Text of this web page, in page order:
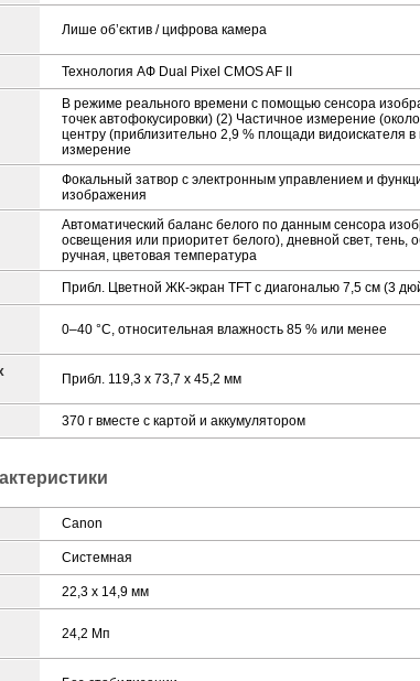
Лише об’єктив / цифрова камера
Технология АФ Dual Pixel CMOS AF II
В режиме реального времени с помощью сенсора
точек автофокусировки) (2) Частичное измерение
центру (приблизительно 2,9 % площади видоискателя
измерение
Фокальный затвор с электронным управлением и
изображения
Автоматический баланс белого по данным сенсора
освещения или приоритет белого), дневной свет,
ручная, цветовая температура
Прибл. Цветной ЖК-экран TFT с диагональю 7,5 см (3
0–40 °C, относительная влажность 85 % или менее
Прибл. 119,3 x 73,7 x 45,2 мм
370 г вместе с картой и аккумулятором
Canon
Системная
22,3 x 14,9 мм
24,2 Mп